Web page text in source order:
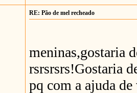
RE: Pão de mel recheado
meninas,gostaria
rsrsrsrs!Gostaria
pq com a ajuda